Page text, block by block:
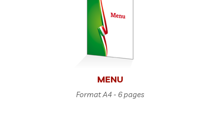
MENU
Format A4 - 6 pages